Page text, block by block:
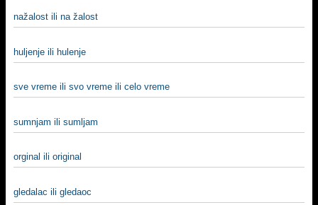
nažalost ili na žalost
hulјenje ili hulenje
sve vreme ili svo vreme ili celo vreme
sumnjam ili sumljam
orginal ili original
gledalac ili gledaoc